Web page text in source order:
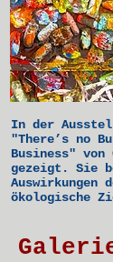
In der
"There’s no
Business" von
gezeigt. Sie
Auswirkungen
ökologische